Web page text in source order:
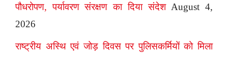
पौधरोपण, पर्यावरण संरक्षण का दिया संदेश August 4,
2026
राष्ट्रीय अस्थि एवं जोड़ दिवस पर पुलिसकर्मियों को मिला